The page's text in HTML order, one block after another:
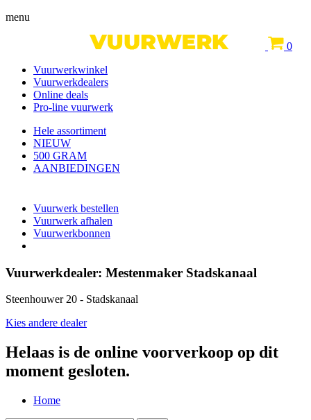
menu
0
Vuurwerkwinkel
Vuurwerkdealers
Online deals
Pro-line vuurwerk
Hele assortiment
NIEUW
500 GRAM
AANBIEDINGEN
Vuurwerk bestellen
Vuurwerk afhalen
Vuurwerkbonnen
Vuurwerkdealer: Mestenmaker Stadskanaal
Steenhouwer 20 - Stadskanaal
Kies andere dealer
Helaas is de online voorverkoop op dit
moment gesloten.
Home